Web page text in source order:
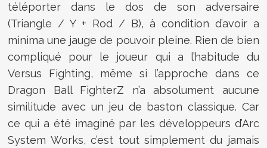
téléporter dans le dos de son adversaire
(Triangle / Y + Rod / B), à condition d’avoir a
minima une jauge de pouvoir pleine. Rien de bien
compliqué pour le joueur qui a l’habitude du
Versus Fighting, même si l’approche dans ce
Dragon Ball FighterZ n’a absolument aucune
similitude avec un jeu de baston classique. Car
ce qui a été imaginé par les développeurs d’Arc
System Works, c’est tout simplement du jamais